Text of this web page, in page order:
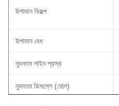
উপাদান বিকল্প
উপাদান বেধ
ন্যূনতম লাইন প্রস্থ
ন্যূনতম ডিসপ্লে (হোল)